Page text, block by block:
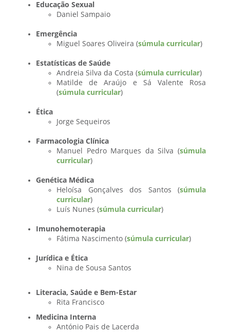
Educação Sexual
Daniel Sampaio
Emergência
Miguel Soares Oliveira (súmula curricular)
Estatísticas de Saúde
Andreia Silva da Costa (súmula curricular)
Matilde de Araújo e Sá Valente Rosa
(súmula curricular)
Ética
Jorge Sequeiros
Farmacologia Clínica
Manuel Pedro Marques da Silva (súmula
curricular)
Genética Médica
Heloísa Gonçalves dos Santos (súmula
curricular)
Luís Nunes (súmula curricular)
Imunohemoterapia
Fátima Nascimento (súmula curricular)
Jurídica e Ética
Nina de Sousa Santos
Literacia, Saúde e Bem-Estar
Rita Francisco
Medicina Interna
António Pais de Lacerda